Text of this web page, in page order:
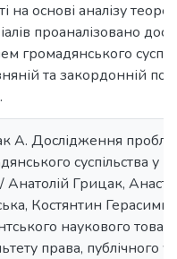
на основі аналізу
проаналізовано
громадянського
та закордонній
А. Дослідження
суспільства у
Грицак,
Костянтин
наукового
права, публічного